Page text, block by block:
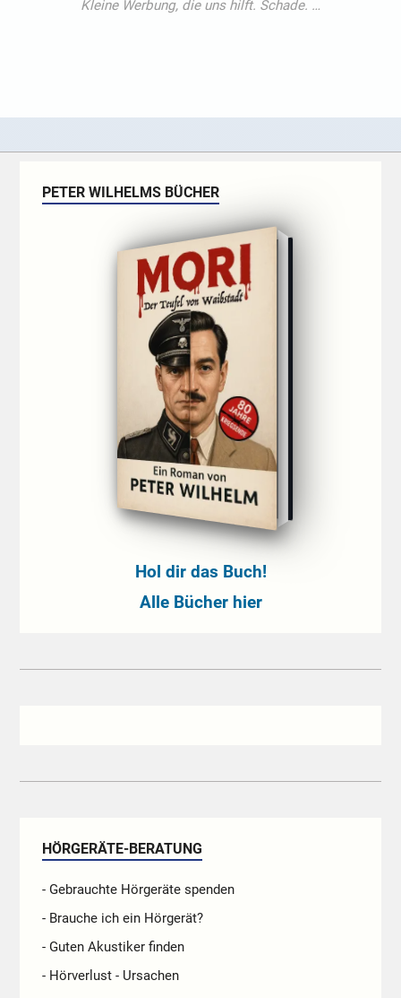
PETER WILHELMS BÜCHER
Hol dir das Buch!
Alle Bücher hier
HÖRGERÄTE-BERATUNG
- Gebrauchte Hörgeräte spenden
- Brauche ich ein Hörgerät?
- Guten Akustiker finden
- Hörverlust - Ursachen